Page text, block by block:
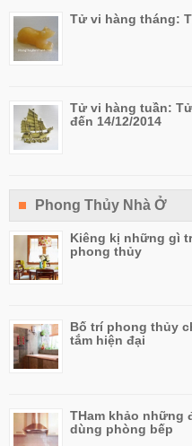
Tử vi hàng tháng:
Tử vi hàng tuần:
đến 14/12/2014
Phong Thủy Nhà Ở
Kiêng kị những gì
phong thủy
Bố trí phong thủy
tắm hiện đại
THam khảo những
dùng phòng bếp